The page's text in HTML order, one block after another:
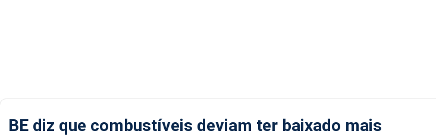
BE diz que combustíveis deviam ter baixado mais